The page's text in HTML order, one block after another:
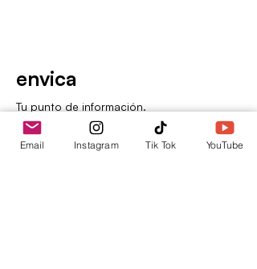
envica
Tu punto de información.
Email Instagram Tik Tok YouTube